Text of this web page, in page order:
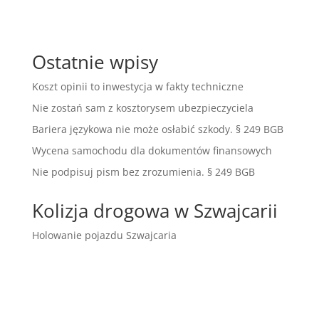
Ostatnie wpisy
Koszt opinii to inwestycja w fakty techniczne
Nie zostań sam z kosztorysem ubezpieczyciela
Bariera językowa nie może osłabić szkody. § 249 BGB
Wycena samochodu dla dokumentów finansowych
Nie podpisuj pism bez zrozumienia. § 249 BGB
Kolizja drogowa w Szwajcarii
Holowanie pojazdu Szwajcaria